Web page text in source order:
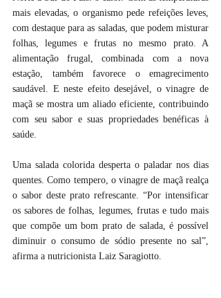
mais elevadas, o organismo pede refeições leves,
com destaque para as saladas, que podem misturar
folhas, legumes e frutas no mesmo prato. A
alimentação frugal, combinada com a nova
estação, também favorece o emagrecimento
saudável. E neste efeito desejável, o vinagre de
maçã se mostra um aliado eficiente, contribuindo
com seu sabor e suas propriedades benéficas à
saúde.
Uma salada colorida desperta o paladar nos dias
quentes. Como tempero, o vinagre de maçã realça
o sabor deste prato refrescante. “Por intensificar
os sabores de folhas, legumes, frutas e tudo mais
que compõe um bom prato de salada, é possível
diminuir o consumo de sódio presente no sal”,
afirma a nutricionista Laiz Saragiotto.